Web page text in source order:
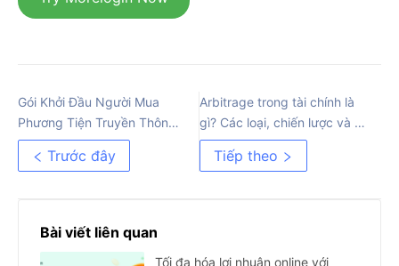
Gói Khởi Đầu Người Mua
Phương Tiện Truyền Thông:
Công Cụ Lưu Lượng Truy
Cập Trước đây
Arbitrage trong tài chính là
gì? Các loại, chiến lược và lợi
ích
Tiếp theo
Bài viết liên quan
Tối đa hóa lợi nhuận online với